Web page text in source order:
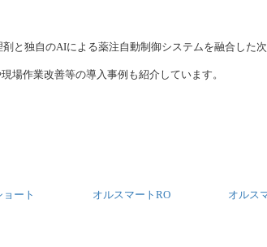
と独自のAIによる薬注自動制御システムを融合した
場作業改善等の導入事例も紹介しています。
ート
オルスマートRO
オルス